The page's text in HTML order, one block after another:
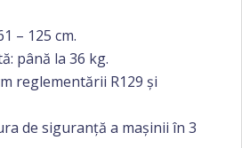
– 125 cm.
până la 36 kg.
reglementării R129 și
de siguranță a mașinii în 3